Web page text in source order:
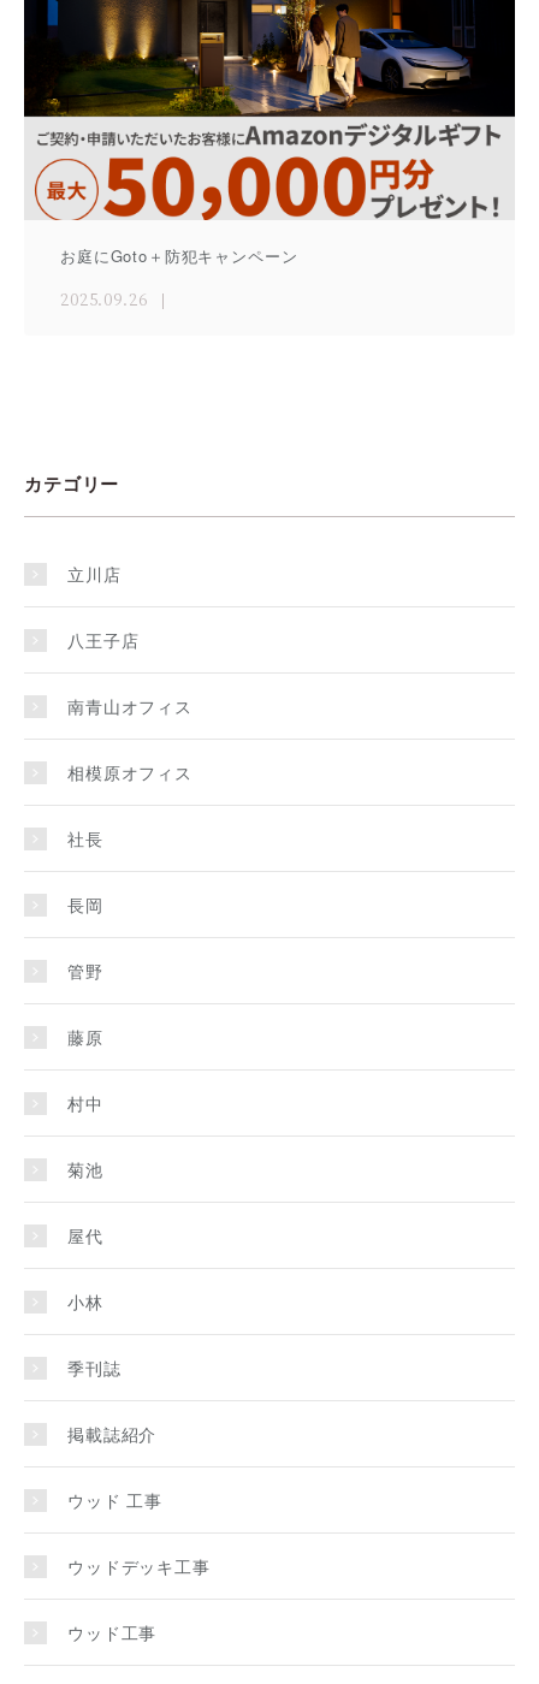
お庭にGoto＋防犯キャンペーン
2025.09.26
カテゴリー
立川店
八王子店
南青山オフィス
相模原オフィス
社長
長岡
管野
藤原
村中
菊池
屋代
小林
季刊誌
掲載誌紹介
ウッド 工事
ウッドデッキ工事
ウッド工事